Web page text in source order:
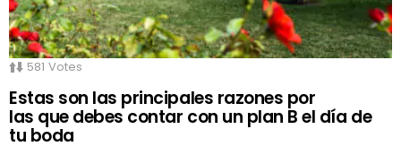
581 Votes
Estas son las principales razones por
las que debes contar con un plan B el día de
tu boda